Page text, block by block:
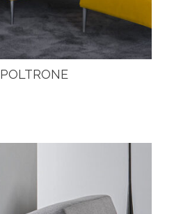
POLTRONE